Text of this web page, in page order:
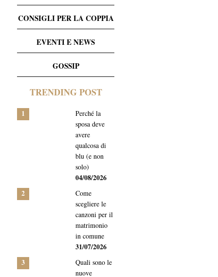
CONSIGLI PER LA COPPIA
EVENTI E NEWS
GOSSIP
TRENDING POST
Perché la
sposa deve
avere
qualcosa di
blu (e non
solo)
04/08/2026
1
Come
scegliere le
canzoni per il
matrimonio
in comune
31/07/2026
2
Quali sono le
nuove
3